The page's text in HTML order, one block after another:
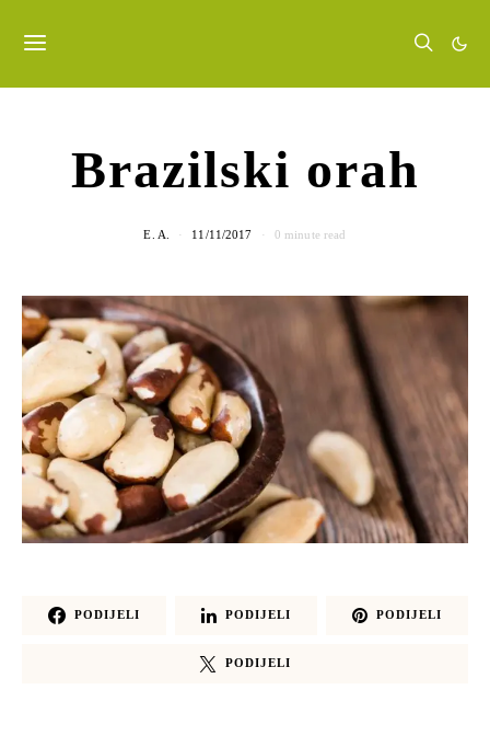
Brazilski orah
E. A. 11/11/2017 0 minute read
PODIJELI PODIJELI PODIJELI
PODIJELI